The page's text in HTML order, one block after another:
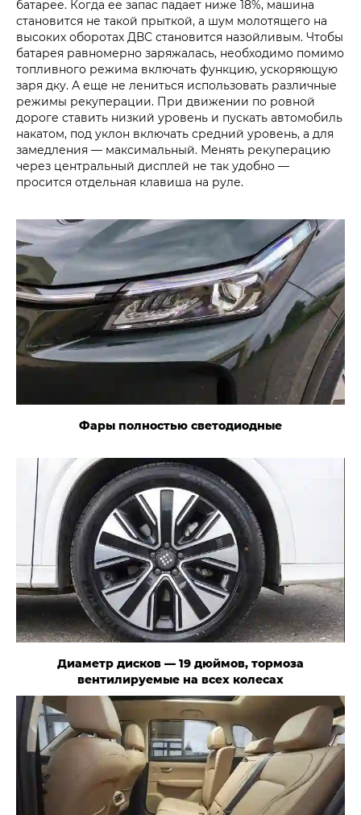
батарее. Когда ее запас падает ниже 18%, машина
становится не такой прыткой, а шум молотящего на
высоких оборотах ДВС становится назойливым. Чтобы
батарея равномерно заряжалась, необходимо помимо
топливного режима включать функцию, ускоряющую
заря дку. А еще не лениться использовать различные
режимы рекуперации. При движении по ровной
дороге ставить низкий уровень и пускать автомобиль
накатом, под уклон включать средний уровень, а для
замедления — максимальный. Менять рекуперацию
через центральный дисплей не так удобно —
просится отдельная клавиша на руле.
Фары полностью светодиодные
Диаметр дисков — 19 дюймов, тормоза
вентилируемые на всех колесах